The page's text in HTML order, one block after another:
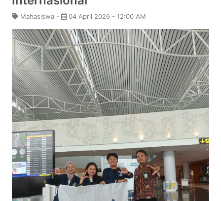
Mahasiswa - 04 April 2026 - 12:00 AM